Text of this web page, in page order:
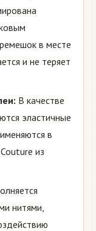
в месте
и не теряет
В качестве
эластичные
в
из
нитями,